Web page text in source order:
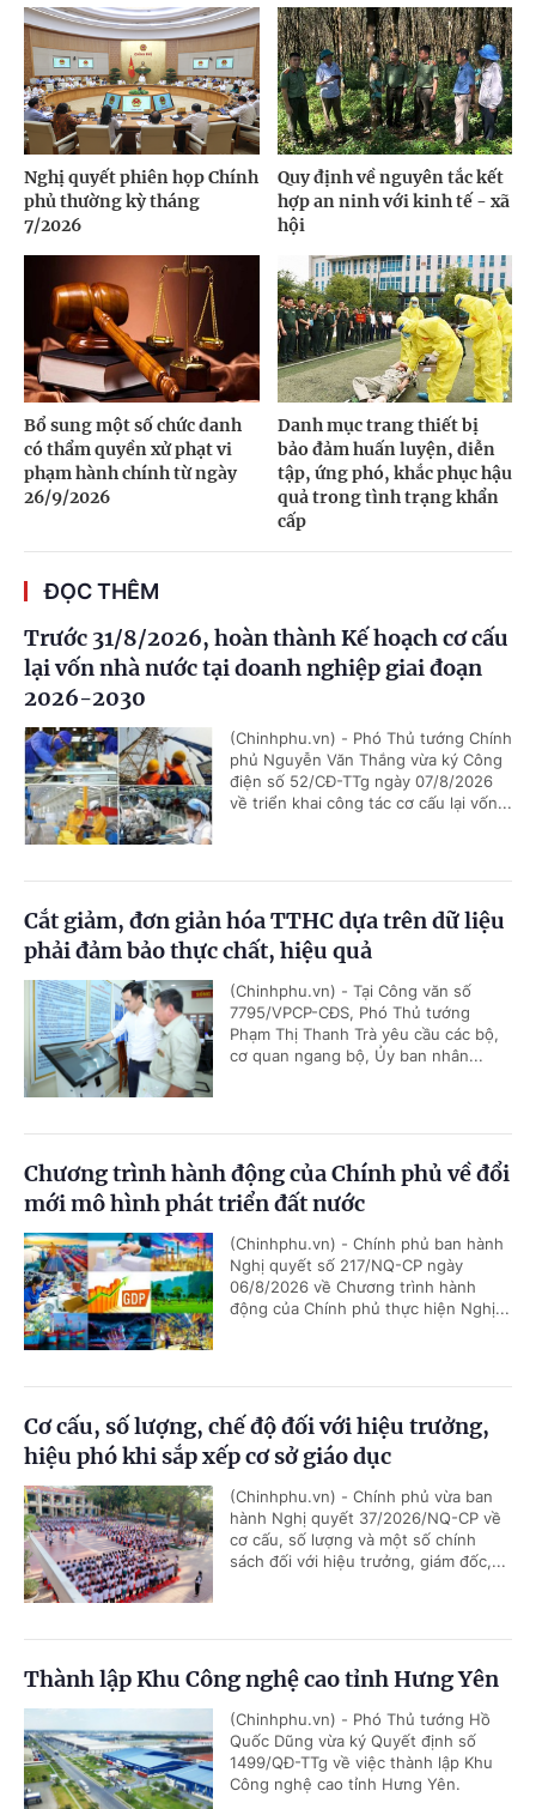
Nghị quyết phiên họp Chính
phủ thường kỳ tháng
7/2026
Quy định về nguyên tắc kết
hợp an ninh với kinh tế - xã
hội
Bổ sung một số chức danh
có thẩm quyền xử phạt vi
phạm hành chính từ ngày
26/9/2026
Danh mục trang thiết bị
bảo đảm huấn luyện, diễn
tập, ứng phó, khắc phục hậu
quả trong tình trạng khẩn
cấp
ĐỌC THÊM
Trước 31/8/2026, hoàn thành Kế hoạch cơ cấu
lại vốn nhà nước tại doanh nghiệp giai đoạn
2026-2030
(Chinhphu.vn) - Phó Thủ tướng Chính
phủ Nguyễn Văn Thắng vừa ký Công
điện số 52/CĐ-TTg ngày 07/8/2026
về triển khai công tác cơ cấu lại vốn...
Cắt giảm, đơn giản hóa TTHC dựa trên dữ liệu
phải đảm bảo thực chất, hiệu quả
(Chinhphu.vn) - Tại Công văn số
7795/VPCP-CĐS, Phó Thủ tướng
Phạm Thị Thanh Trà yêu cầu các bộ,
cơ quan ngang bộ, Ủy ban nhân...
Chương trình hành động của Chính phủ về đổi
mới mô hình phát triển đất nước
(Chinhphu.vn) - Chính phủ ban hành
Nghị quyết số 217/NQ-CP ngày
06/8/2026 về Chương trình hành
động của Chính phủ thực hiện Nghị...
Cơ cấu, số lượng, chế độ đối với hiệu trưởng,
hiệu phó khi sắp xếp cơ sở giáo dục
(Chinhphu.vn) - Chính phủ vừa ban
hành Nghị quyết 37/2026/NQ-CP về
cơ cấu, số lượng và một số chính
sách đối với hiệu trưởng, giám đốc,...
Thành lập Khu Công nghệ cao tỉnh Hưng Yên
(Chinhphu.vn) - Phó Thủ tướng Hồ
Quốc Dũng vừa ký Quyết định số
1499/QĐ-TTg về việc thành lập Khu
Công nghệ cao tỉnh Hưng Yên.